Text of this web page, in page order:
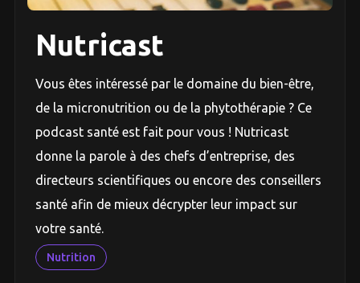
Nutricast
Vous êtes intéressé par le domaine du bien-être,
de la micronutrition ou de la phytothérapie ? Ce
podcast santé est fait pour vous ! Nutricast
donne la parole à des chefs d’entreprise, des
directeurs scientifiques ou encore des conseillers
santé afin de mieux décrypter leur impact sur
votre santé.
Nutrition